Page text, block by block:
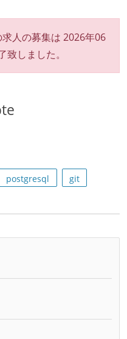
人の募集は 2026年06
致しました。
postgresql
git